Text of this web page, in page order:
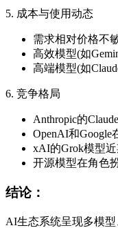
5. 成本与使用动态
需求相对价格不
高效模型(如
高端模型(如
6. 竞争格局
Anthropic的
OpenAI和
xAI的Grok模型
开源模型在角色
结论：
AI生态系统呈现多模